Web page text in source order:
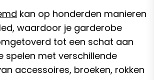
kan op honderden manieren
waardoor je garderobe
tot een schat aan
spelen met verschillende
accessoires, broeken, rokken